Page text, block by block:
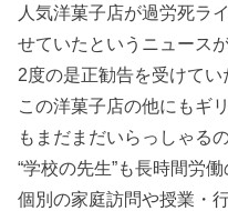
人気洋菓子店が過労死ラ
せていたというニュース
2度の是正勧告を受けてい
この洋菓子店の他にもギ
もまだまだいらっしゃる
“学校の先生”も長時間労
個別の家庭訪問や授業・